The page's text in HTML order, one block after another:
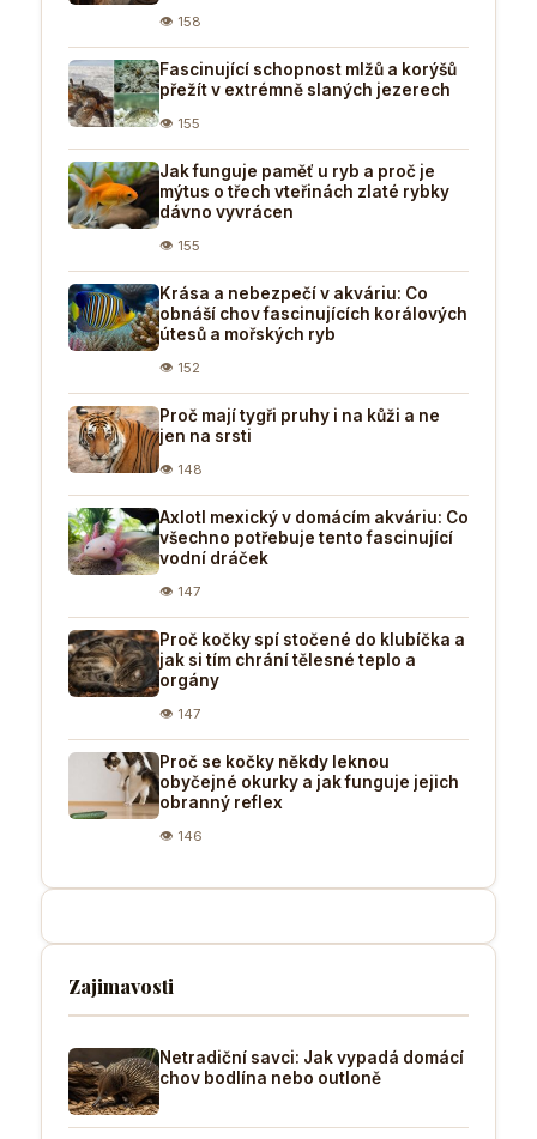
👁 158
Fascinující schopnost mlžů a korýšů
přežít v extrémně slaných jezerech
👁 155
Jak funguje paměť u ryb a proč je
mýtus o třech vteřinách zlaté rybky
dávno vyvrácen
👁 155
Krása a nebezpečí v akváriu: Co
obnáší chov fascinujících korálových
útesů a mořských ryb
👁 152
Proč mají tygři pruhy i na kůži a ne
jen na srsti
👁 148
Axlotl mexický v domácím akváriu: Co
všechno potřebuje tento fascinující
vodní dráček
👁 147
Proč kočky spí stočené do klubíčka a
jak si tím chrání tělesné teplo a
orgány
👁 147
Proč se kočky někdy leknou
obyčejné okurky a jak funguje jejich
obranný reflex
👁 146
Zajimavosti
Netradiční savci: Jak vypadá domácí
chov bodlína nebo outloně